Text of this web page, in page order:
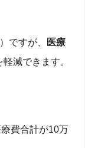
ですが、
医療
減できます。
費合計が10万